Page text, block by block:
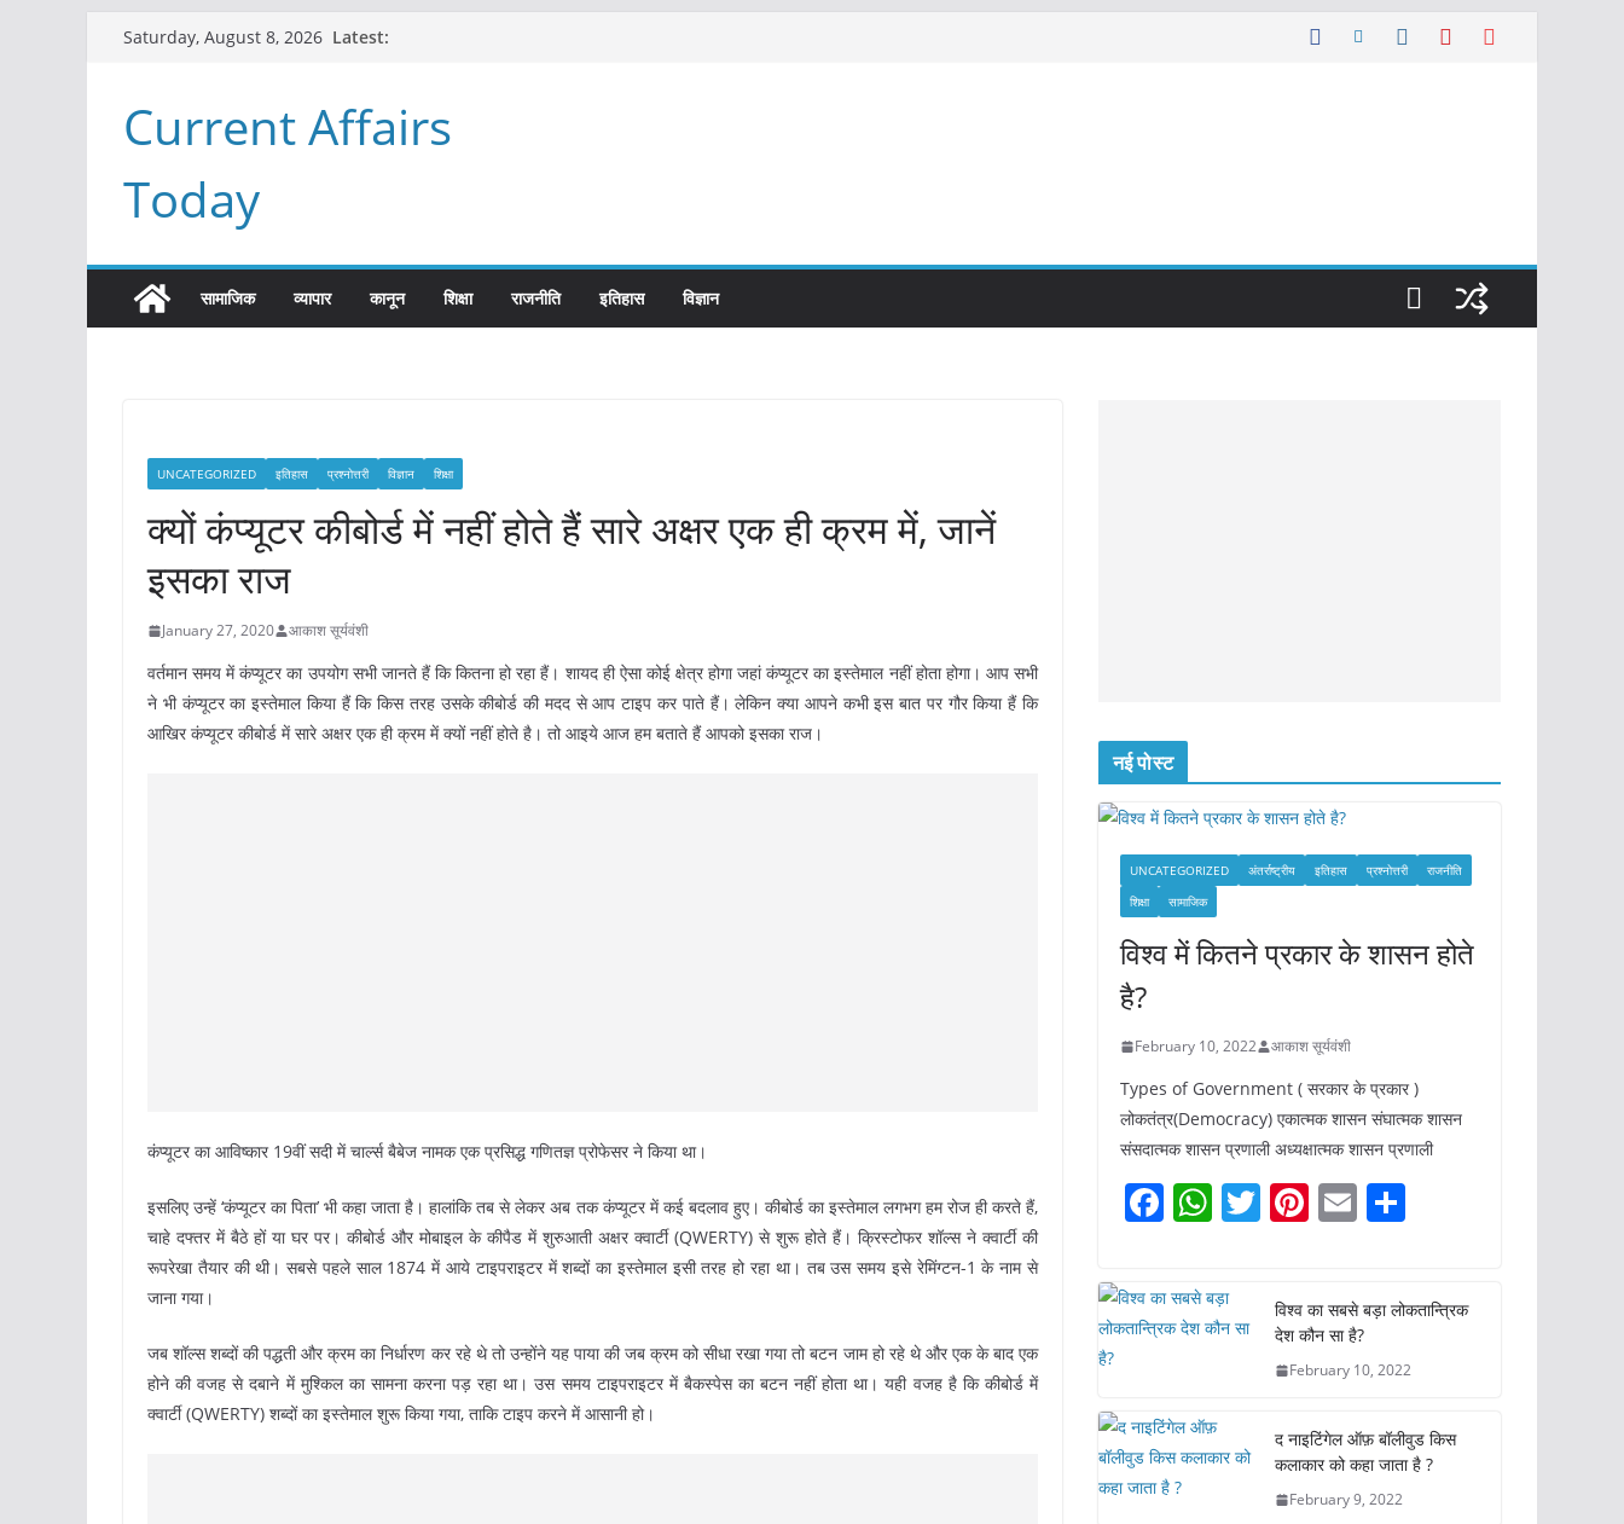
Saturday, August 8, 2026 Latest:
Current Affairs
Today
सामाजिक व्यापार कानून शिक्षा राजनीति इतिहास विज्ञान
UNCATEGORIZED इतिहास प्रश्नोत्तरी विज्ञान शिक्षा
क्यों कंप्यूटर कीबोर्ड में नहीं होते हैं सारे अक्षर एक ही क्रम में, जानें
इसका राज
January 27, 2020 आकाश सूर्यवंशी
वर्तमान समय में कंप्यूटर का उपयोग सभी जानते हैं कि कितना हो रहा हैं। शायद ही ऐसा कोई क्षेत्र होगा जहां कंप्यूटर का इस्तेमाल नहीं होता होगा। आप सभी
ने भी कंप्यूटर का इस्तेमाल किया हैं कि किस तरह उसके कीबोर्ड की मदद से आप टाइप कर पाते हैं। लेकिन क्या आपने कभी इस बात पर गौर किया हैं कि
आखिर कंप्यूटर कीबोर्ड में सारे अक्षर एक ही क्रम में क्यों नहीं होते है। तो आइये आज हम बताते हैं आपको इसका राज।
कंप्यूटर का आविष्कार 19वीं सदी में चार्ल्स बैबेज नामक एक प्रसिद्ध गणितज्ञ प्रोफेसर ने किया था।
इसलिए उन्हें ‘कंप्यूटर का पिता’ भी कहा जाता है। हालांकि तब से लेकर अब तक कंप्यूटर में कई बदलाव हुए। कीबोर्ड का इस्तेमाल लगभग हम रोज ही करते हैं,
चाहे दफ्तर में बैठे हों या घर पर। कीबोर्ड और मोबाइल के कीपैड में शुरुआती अक्षर क्वार्टी (QWERTY) से शुरू होते हैं। क्रिस्टोफर शॉल्स ने क्वार्टी की
रूपरेखा तैयार की थी। सबसे पहले साल 1874 में आये टाइपराइटर में शब्दों का इस्तेमाल इसी तरह हो रहा था। तब उस समय इसे रेमिंग्टन-1 के नाम से
जाना गया।
जब शॉल्स शब्दों की पद्धती और क्रम का निर्धारण कर रहे थे तो उन्होंने यह पाया की जब क्रम को सीधा रखा गया तो बटन जाम हो रहे थे और एक के बाद एक
होने की वजह से दबाने में मुश्किल का सामना करना पड़ रहा था। उस समय टाइपराइटर में बैकस्पेस का बटन नहीं होता था। यही वजह है कि कीबोर्ड में
क्वार्टी (QWERTY) शब्दों का इस्तेमाल शुरू किया गया, ताकि टाइप करने में आसानी हो।
नई पोस्ट
UNCATEGORIZED अंतर्राष्ट्रीय इतिहास प्रश्नोत्तरी
राजनीति
शिक्षा
सामाजिक
विश्व में कितने प्रकार के शासन होते
है?
February 10, 2022 आकाश सूर्यवंशी
Types of Government ( सरकार के प्रकार )
लोकतंत्र(Democracy) एकात्मक शासन संघात्मक शासन
संसदात्मक शासन प्रणाली अध्यक्षात्मक शासन प्रणाली
F
c
e
o
k
W
at
s
p
T
er
Pi
e
st
E
l e
विश्व का सबसे बड़ा लोकतान्त्रिक
देश कौन सा है?
February 10, 2022
द नाइटिंगेल ऑफ़ बॉलीवुड किस
कलाकार को कहा जाता है ?
February 9, 2022